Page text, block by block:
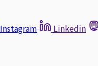
Instagram Linkedin